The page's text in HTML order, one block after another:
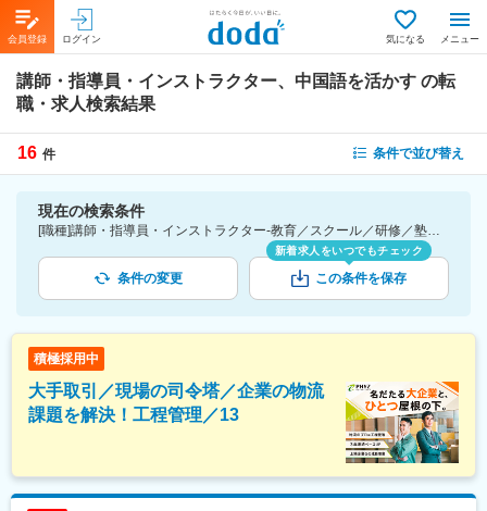
会員登録 ログイン 気になる メニュー
講師・指導員・インストラクター、中国語を活かす の転
職・求人検索結果
16 件 条件で並び替え
現在の検索条件
[職種]講師・指導員・インストラクター-教育／スクール／研修／塾講師／専門学校／英会話学校 [詳細条件](語学)中国語を活かす
条件の変更
新着求人をいつでもチェック
この条件を保存
積極採用中
大手取引／現場の司令塔／企業の物流
課題を解決！工程管理／13